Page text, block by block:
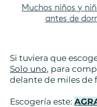
Muchos niños y
antes de
Si tuviera que
Solo uno, para
delante de miles de
Escogería este: